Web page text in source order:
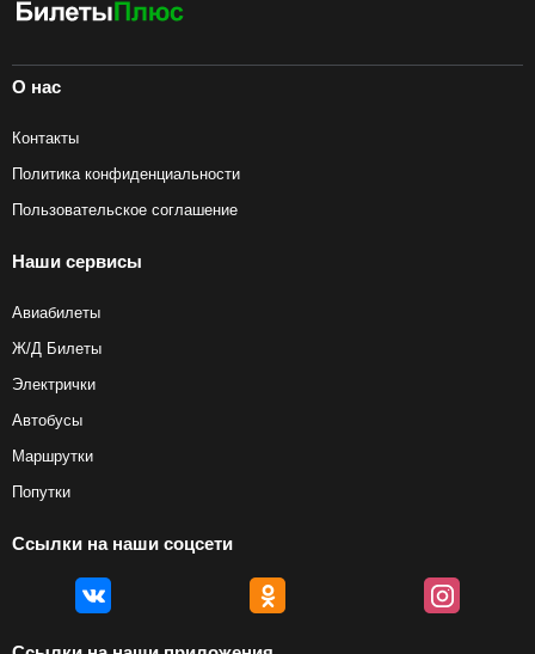
О нас
Контакты
Политика конфиденциальности
Пользовательское соглашение
Наши сервисы
Авиабилеты
Ж/Д Билеты
Электрички
Автобусы
Маршрутки
Попутки
Ссылки на наши соцсети